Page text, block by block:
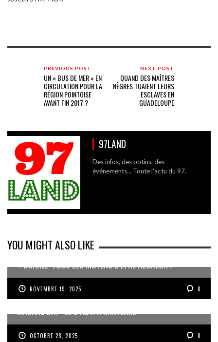
PREVIOUS POST
UN « BUS DE MER » EN
CIRCULATION POUR LA
RÉGION POINTOISE
AVANT FIN 2017 ?
NEXT POST
QUAND DES MAÎTRES
NÈGRES TUAIENT LEURS
ESCLAVES EN
GUADELOUPE
97LAND
Des infos, des potins, des
événements... Toute l'actu du 97.
YOU MIGHT ALSO LIKE
« DONNEZ-VOUS LES MOYENS D’ÊTRE HEUREUX »
NOVEMBRE 19, 2025 0
MADRAS DAY : LE 8 NOV. À NANTERRE
OCTOBRE 28, 2025 0